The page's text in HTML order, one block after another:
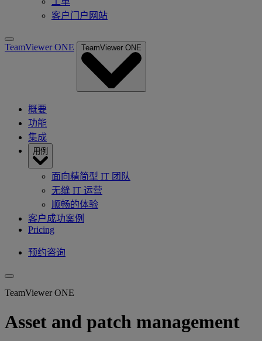
客户门户网站
TeamViewer ONE TeamViewer ONE
概要
功能
集成
用例
面向精简型 IT 团队
无缝 IT 运营
顺畅的体验
客户成功案例
Pricing
预约咨询
TeamViewer ONE
Asset and patch management